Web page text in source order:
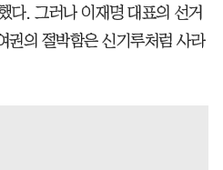
다. 그러나 이재명 대표의 선거
권의 절박함은 신기루처럼 사라